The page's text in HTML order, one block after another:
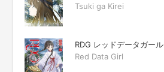
Tsuki ga Kirei
RDG レッドデータガール
Red Data Girl